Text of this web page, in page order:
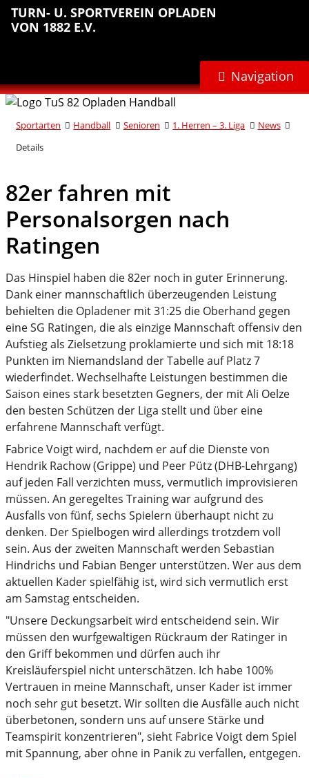
Sprungmarken
Inhalt
anspringen
Hauptnavigation
anspringen
Abteilungsnavigation
anspringen
Fußbereich
anspringen
TURN- U. SPORTVEREIN OPLADEN
VON 1882 E.V.
Navigation
Sportarten Handball Senioren 1. Herren – 3. Liga
News
Details
82er fahren mit
Personalsorgen nach
Ratingen
Das Hinspiel haben die 82er noch in guter Erinnerung.
Dank einer mannschaftlich überzeugenden Leistung
behielten die Opladener mit 31:25 die Oberhand gegen
eine SG Ratingen, die als einzige Mannschaft offensiv den
Aufstieg als Zielsetzung proklamierte und sich mit 18:18
Punkten im Niemandsland der Tabelle auf Platz 7
wiederfindet. Wechselhafte Leistungen bestimmen die
Saison eines stark besetzten Gegners, der mit Ali Oelze
den besten Schützen der Liga stellt und über eine
erfahrene Mannschaft verfügt.
Fabrice Voigt wird, nachdem er auf die Dienste von
Hendrik Rachow (Grippe) und Peer Pütz (DHB-Lehrgang)
auf jeden Fall verzichten muss, vermutlich improvisieren
müssen. An geregeltes Training war aufgrund des
Ausfalls von fünf, sechs Spielern überhaupt nicht zu
denken. Der Spielbogen wird allerdings trotzdem voll
sein. Aus der zweiten Mannschaft werden Sebastian
Hindrichs und Fabian Benger unterstützen. Wer aus dem
aktuellen Kader spielfähig ist, wird sich vermutlich erst
am Samstag entscheiden.
"Unsere Deckungsarbeit wird entscheidend sein. Wir
müssen den wurfgewaltigen Rückraum der Ratinger in
den Griff bekommen und dürfen auch ihr
Kreisläuferspiel nicht unterschätzen. Ich habe 100%
Vertrauen in meine Mannschaft, unser Kader ist immer
noch sehr gut besetzt. Wir sollten die Ausfälle auch nicht
überbetonen, sondern uns auf unsere Stärke und
Teamspirit konzentrieren", sieht Fabrice Voigt dem Spiel
mit Spannung, aber ohne in Panik zu verfallen, entgegen.